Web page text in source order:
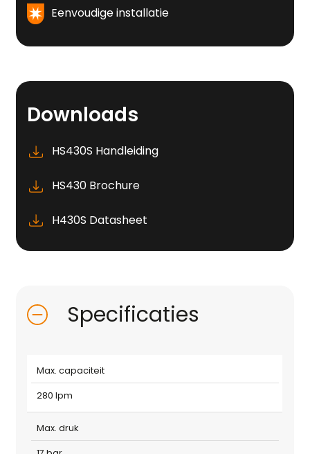
Eenvoudige installatie
Downloads
HS430S Handleiding
HS430 Brochure
H430S Datasheet
Specificaties
Max. capaciteit
280 lpm
Max. druk